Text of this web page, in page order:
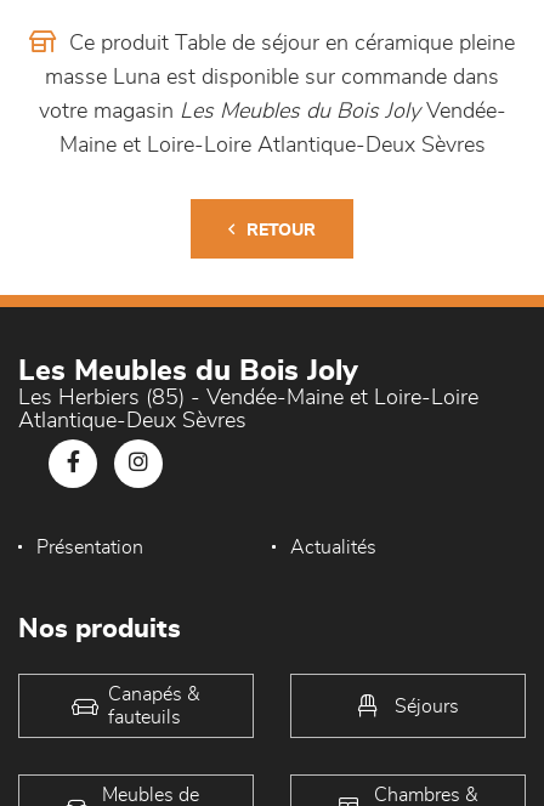
Ce produit Table de séjour en céramique pleine
masse Luna est disponible sur commande dans
votre magasin Les Meubles du Bois JolyVendée-
Maine et Loire-Loire Atlantique-Deux Sèvres
RETOUR
Les Meubles du Bois Joly
Les Herbiers (85) - Vendée-Maine et Loire-Loire
Atlantique-Deux Sèvres
Présentation Actualités
Nos produits
Canapés &
fauteuils
Séjours
Meubles de
Chambres &